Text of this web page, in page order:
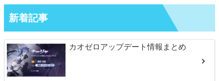
新着記事
カオゼロアップデート情報まとめ